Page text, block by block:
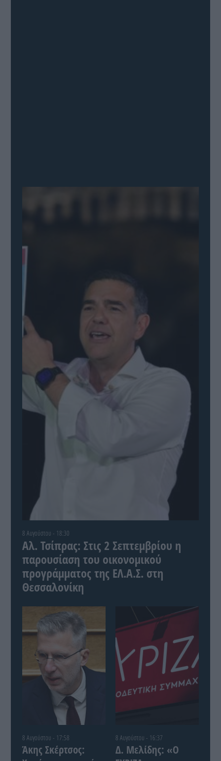
8 Αυγούστου - 18:30
Αλ. Τσίπρας: Στις 2 Σεπτεμβρίου η
παρουσίαση του οικονομικού
προγράμματος της ΕΛ.Α.Σ. στη
Θεσσαλονίκη
8 Αυγούστου - 17:58
Άκης Σκέρτσος:
8 Αυγούστου - 16:37
Δ. Μελίδης: «Ο